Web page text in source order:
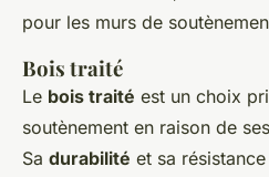
pour les murs de
Bois traité
Le bois traité est un choix
soutènement en raison de
Sa durabilité et sa